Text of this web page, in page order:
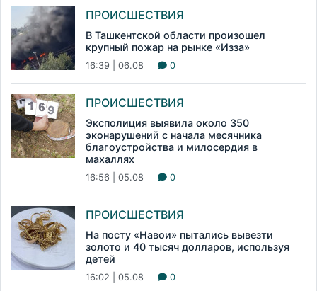
ПРОИСШЕСТВИЯ
В Ташкентской области произошел
крупный пожар на рынке «Изза»
16:39 | 06.08 0
ПРОИСШЕСТВИЯ
Эксполиция выявила около 350
эконарушений с начала месячника
благоустройства и милосердия в
махаллях
16:56 | 05.08 0
ПРОИСШЕСТВИЯ
На посту «Навои» пытались вывезти
золото и 40 тысяч долларов, используя
детей
16:02 | 05.08 0